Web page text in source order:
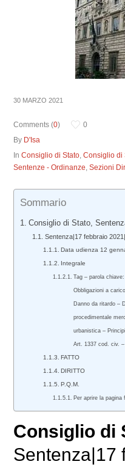
30 MARZO 2021
Comments (0)
0
By D'Isa
InConsiglio di Stato,Consiglio di
Sentenze - Ordinanze,Sezioni
Sommario
Consiglio di Stato,
Sentenza|17 febbraio
Data udienza 12
Integrale
Tag – parola
Obbligazioni a
Danno da ritardo –
procedimentale
urbanistica –
Art. 1337 cod. civ.
FATTO
DIRITTO
P.Q.M.
Per aprire la pagina
Consiglio di
Sentenza|17